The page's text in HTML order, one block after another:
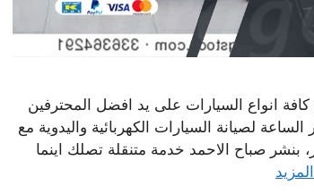
انواع السيارات على يد افضل المحترفين
لصيانة السيارات الكهربائية واليدوية مع
بنشر صباح الاحمد خدمة متنقلة تصلك اينما